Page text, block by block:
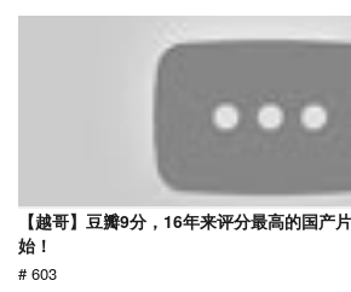
【越哥】豆瓣9分，16年来评分最高的国产
始！
# 603